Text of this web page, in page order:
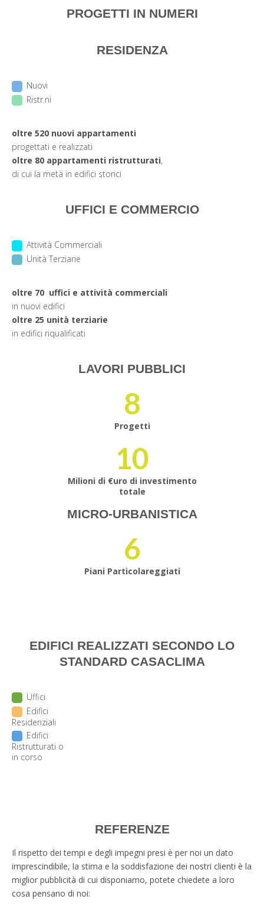
PROGETTI IN NUMERI
RESIDENZA
Nuovi
Ristr.ni
oltre 520 nuovi appartamenti
progettati e realizzati
oltre 80 appartamenti ristrutturati,
di cui la metà in edifici storici
UFFICI E COMMERCIO
Attività Commerciali
Unità Terziarie
oltre 70 uffici e attività commerciali
in nuovi edifici
oltre 25 unità terziarie
in edifici riqualificati
LAVORI PUBBLICI
8
Progetti
10
Milioni di €uro di investimento
totale
MICRO-URBANISTICA
6
Piani Particolareggiati
EDIFICI REALIZZATI SECONDO LO
STANDARD CASACLIMA
Uffici
Edifici
Residenziali
Edifici
Ristrutturati o
in corso
REFERENZE
Il rispetto dei tempi e degli impegni presi è per noi un dato
imprescindibile, la stima e la soddisfazione dei nostri clienti è la
miglior pubblicità di cui disponiamo, potete chiedete a loro
cosa pensano di noi: